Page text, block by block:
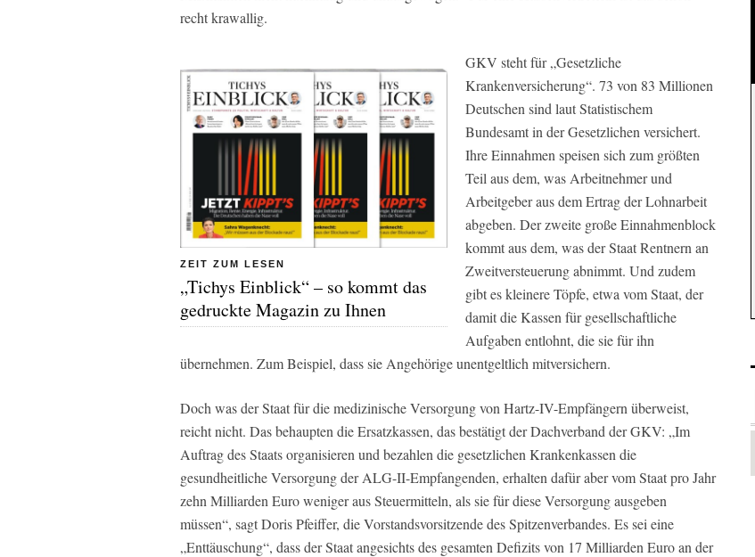
recht krawallig.
ZEIT ZUM LESEN
„Tichys Einblick“ – so kommt das
gedruckte Magazin zu Ihnen
GKV steht für „Gesetzliche
Krankenversicherung“. 73 von 83 Millionen
Deutschen sind laut Statistischem
Bundesamt in der Gesetzlichen versichert.
Ihre Einnahmen speisen sich zum größten
Teil aus dem, was Arbeitnehmer und
Arbeitgeber aus dem Ertrag der Lohnarbeit
abgeben. Der zweite große Einnahmenblock
kommt aus dem, was der Staat Rentnern an
Zweitversteuerung abnimmt. Und zudem
gibt es kleinere Töpfe, etwa vom Staat, der
damit die Kassen für gesellschaftliche
Aufgaben entlohnt, die sie für ihn
übernehmen. Zum Beispiel, dass sie Angehörige unentgeltlich mitversichern.
Doch was der Staat für die medizinische Versorgung von Hartz-IV-Empfängern überweist,
reicht nicht. Das behaupten die Ersatzkassen, das bestätigt der Dachverband der GKV: „Im
Auftrag des Staats organisieren und bezahlen die gesetzlichen Krankenkassen die
gesundheitliche Versorgung der ALG-II-Empfangenden, erhalten dafür aber vom Staat pro Jahr
zehn Milliarden Euro weniger aus Steuermitteln, als sie für diese Versorgung ausgeben
müssen“, sagt Doris Pfeiffer, die Vorstandsvorsitzende des Spitzenverbandes. Es sei eine
„Enttäuschung“, dass der Staat angesichts des gesamten Defizits von 17 Milliarden Euro an der